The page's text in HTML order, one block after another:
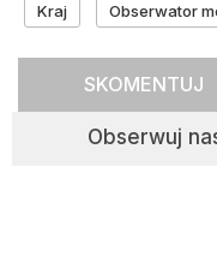
Kraj Obserwator
SKOMENTUJ
Obserwuj